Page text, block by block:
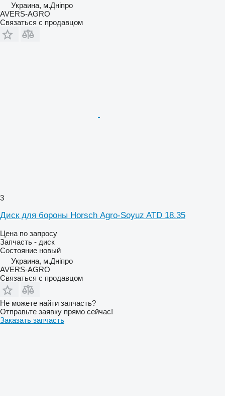
Украина, м.Дніпро
AVERS-AGRO
Связаться с продавцом
3
Диск для бороны Horsch Аgro-Soyuz ATD 18.35
Цена по запросу
Запчасть - диск
Состояние новый
Украина, м.Дніпро
AVERS-AGRO
Связаться с продавцом
Не можете найти запчасть?
Отправьте заявку прямо сейчас!
Заказать запчасть